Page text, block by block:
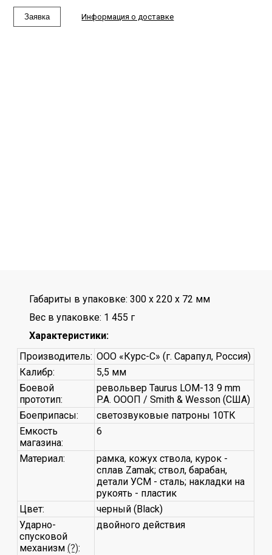
Заявка Информация о доставке
Габариты в упаковке: 300 x 220 x 72 мм
Вес в упаковке: 1 455 г
Характеристики:
Производитель: ООО «Курс-С» (г. Сарапул, Россия)
Калибр:
5,5 мм
Боевой
прототип:
револьвер Taurus LOM-13 9 mm
P.A. ОООП / Smith & Wesson (США)
Боеприпасы:
светозвуковые патроны 10ТК
Емкость
магазина:
6
Материал:
рамка, кожух ствола, курок -
сплав Zamak; ствол, барабан,
детали УСМ - сталь; накладки на
рукоять - пластик
Цвет:
черный (Black)
Ударно-
спусковой
механизм(?):
двойного действия